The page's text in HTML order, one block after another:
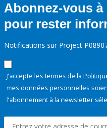
Abonnez-vous
pour rester
Notifications sur Project
J'accepte les termes de la
mes données personnelles
l'abonnement à la newsletter